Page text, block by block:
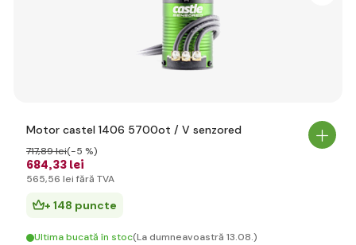
Motor castel 1406 5700ot / V senzored
684,33 lei
717,89 lei(-5 %)
565,56 lei fără TVA
+ 148 puncte
Ultima bucată în stoc(La dumneavoastră 13.08.)